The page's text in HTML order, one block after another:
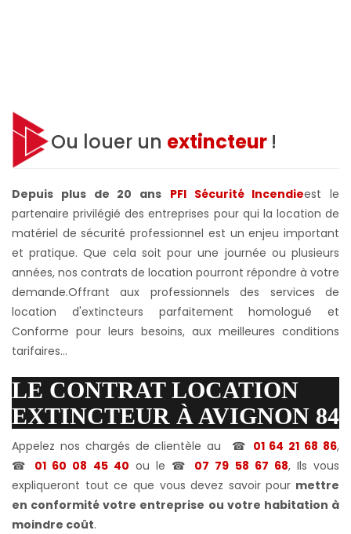
Ou louer un extincteur !
Depuis plus de 20 ans PFI Sécurité Incendieest le
partenaire privilégié des entreprises pour qui la location de
matériel de sécurité professionnel est un enjeu important
et pratique. Que cela soit pour une journée ou plusieurs
années, nos contrats de location pourront répondre à votre
demande.Offrant aux professionnels des services de
location d'extincteurs parfaitement homologué et
Conforme pour leurs besoins, aux meilleures conditions
tarifaires...
LE CONTRAT LOCATION
EXTINCTEUR À AVIGNON 84
Appelez nos chargés de clientèle au ☎ 01 64 21 68 86,
☎ 01 60 08 45 40 ou le ☎ 07 79 58 67 68, Ils vous
expliqueront tout ce que vous devez savoir pour mettre
en conformité votre entreprise ou votre habitation à
moindre coût.